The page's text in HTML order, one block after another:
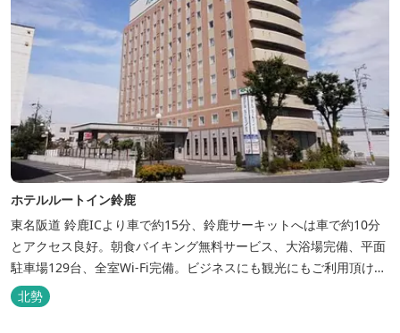
ホテルルートイン鈴鹿
東名阪道 鈴鹿ICより車で約15分、鈴鹿サーキットへは車で約10分
とアクセス良好。朝食バイキング無料サービス、大浴場完備、平面
駐車場129台、全室Wi-Fi完備。ビジネスにも観光にもご利用頂ける
快適なホテルライフをご提供します。
北勢